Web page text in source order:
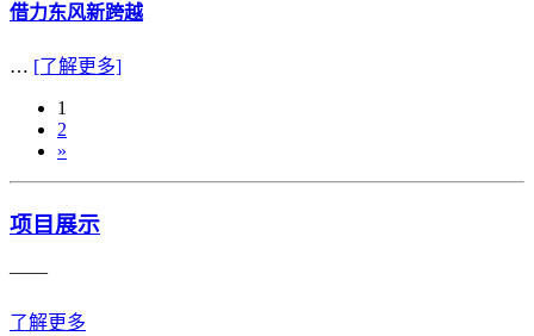
借力东风新跨越
… [了解更多]
1
2
»
项目展示
——
了解更多